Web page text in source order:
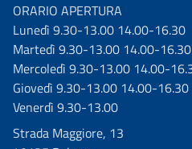
ORARIO APERTURA
Lunedì 9.30-13.00 14.00-16.30
Martedì 9.30-13.00 14.00-16.30
Mercoledì 9.30-13.00 14.00-
Giovedì 9.30-13.00 14.00-16.30
Venerdì 9.30-13.00
Strada Maggiore, 13